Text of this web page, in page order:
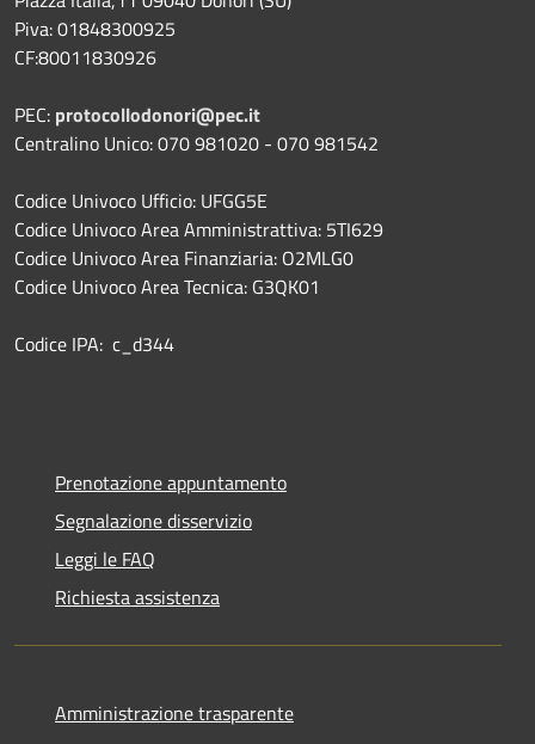
Piva: 01848300925
CF:80011830926
PEC: protocollodonori@pec.it
Centralino Unico: 070 981020 - 070 981542
Codice Univoco Ufficio: UFGG5E
Codice Univoco Area Amministrattiva: 5TI629
Codice Univoco Area Finanziaria: O2MLG0
Codice Univoco Area Tecnica: G3QK01
Codice IPA: c_d344
Prenotazione appuntamento
Segnalazione disservizio
Leggi le FAQ
Richiesta assistenza
Amministrazione trasparente